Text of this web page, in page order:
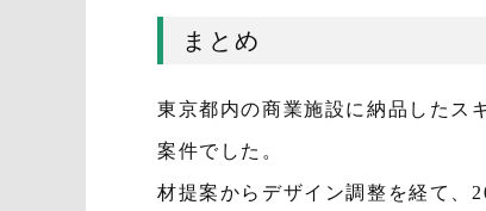
まとめ
東京都内の商業施設に納品したス
案件でした。
材提案からデザイン調整を経て、